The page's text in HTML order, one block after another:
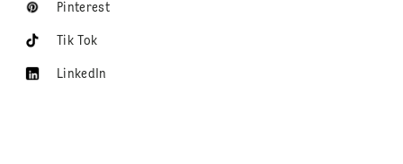
Pinterest
Tik Tok
LinkedIn